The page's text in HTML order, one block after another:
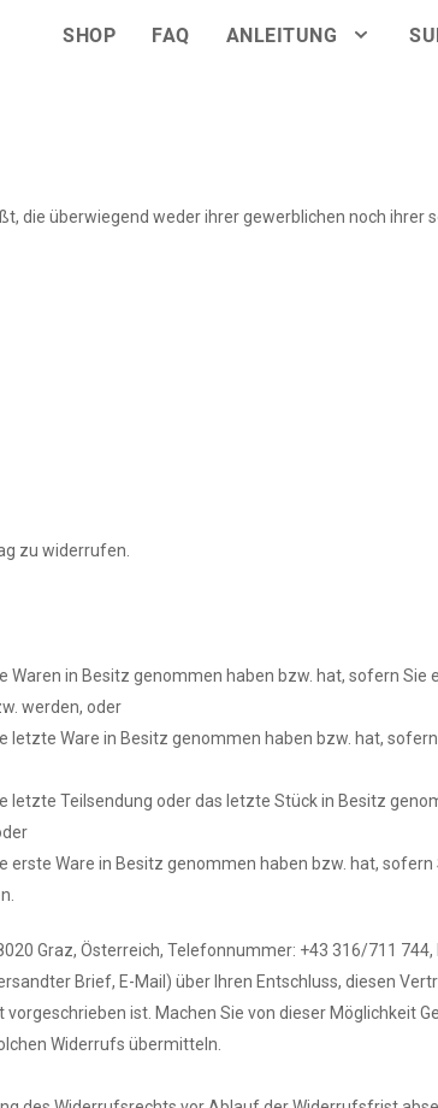
SHOP FAQ ANLEITUNG
die überwiegend weder ihrer gewerblichen noch ihrer
zu widerrufen.
in Besitz genommen haben bzw. hat, sofern Sie
werden, oder
Ware in Besitz genommen haben bzw. hat,
Teilsendung oder das letzte Stück in Besitz
Ware in Besitz genommen haben bzw. hat,
Graz, Österreich, Telefonnummer: +43 316/711 744,
Brief, E-Mail) über Ihren Entschluss, diesen
ist. Machen Sie von dieser Möglichkeit
Widerrufs übermitteln.